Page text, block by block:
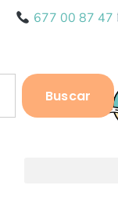
677 00 87 47
Buscar